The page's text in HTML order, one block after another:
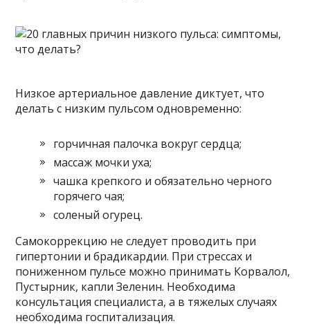
Низкое артериальное давление диктует, что
делать с низким пульсом одновременно:
горчичная палочка вокруг сердца;
массаж мочки уха;
чашка крепкого и обязательно черного
горячего чая;
соленый огурец.
Самокоррекцию не следует проводить при
гипертонии и брадикардии. При стрессах и
пониженном пульсе можно принимать Корвалол,
Пустырник, капли Зеленин. Необходима
консультация специалиста, а в тяжелых случаях
необходима госпитализация.